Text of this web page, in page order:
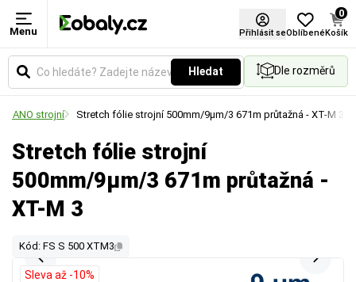
Menu Přihlásit seOblíbené
0
Košík
Hledat Dle rozměrů
NANO strojní Stretch fólie strojní 500mm/9µm/3 671m průtažná - XT-M 3
Stretch fólie strojní
500mm/9µm/3 671m průtažná -
XT-M 3
Kód: FS S 500 XTM3
Sleva až -10%